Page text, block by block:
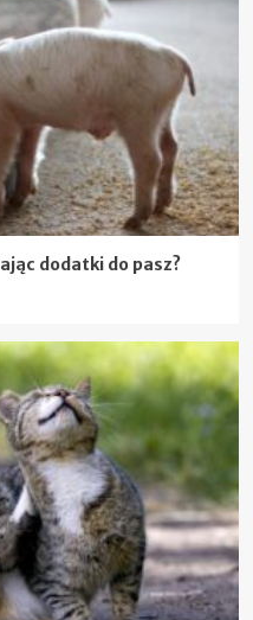
dodatki do pasz?